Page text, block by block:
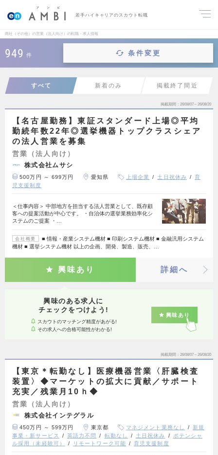
若手ハイキャリアのスカウト転職
商社（その他）の営業（法人向け）の転職・求人情報
949 件 条件変更
すべて 新着のみ 掲載終了間近
掲載期間 26/08/07～26/08/20
【名古屋勤務】東証スタンダード上場◎平均
勤続年数22年◎選挙機器トップクラスシェア
の法人営業を募集
営業（法人向け）
株式会社ムサシ
500万円 ～ 699万円 愛知県 上場企業 土日祝休み
育
児支援制度
＜仕事内容＞ 中部地方を担当する法人営業として、既存顧
客への提案活動が中心です。 ・自治体の選挙業務効率化シ
ステムのご提案 ・…
会社概要
■ 情報・産業システム機材 ■ 印刷システム機材 ■ 金融汎用システム
機材 ■ 選挙システム機材 以上の企画、開発、製造、販売、…
興味あり 詳細へ
興味のある求人に
チェックをつけよう!
スカウトのマッチング精度があがる!
その求人への合格可能性がわかる!
興味あり
掲載期間 26/08/07～26/08/20
【東京＊転勤なし】医療機器営業〈肝臓検査
装置〉◆マーケットの拡大に貢献／サポート
充実／残業月10ｈ◆
営業（法人向け）
株式会社インテグラル
450万円 ～ 599万円 東京都 マネジメント業務なし
新規
事業・新サービス
英語力不問 転勤なし 土日祝休み
ポテンシャ
ル採用（未経験可）
リモートワーク可能 育児支援制度